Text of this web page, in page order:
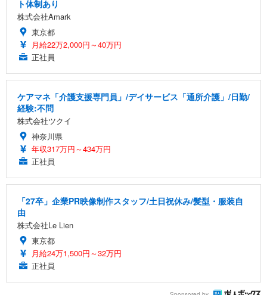
ト体制あり
株式会社Amark
東京都
月給22万2,000円～40万円
正社員
ケアマネ「介護支援専門員」/デイサービス「通所介護」/日勤/
経験:不問
株式会社ツクイ
神奈川県
年収317万円～434万円
正社員
「27卒」企業PR映像制作スタッフ/土日祝休み/髪型・服装自
由
株式会社Le Lien
東京都
月給24万1,500円～32万円
正社員